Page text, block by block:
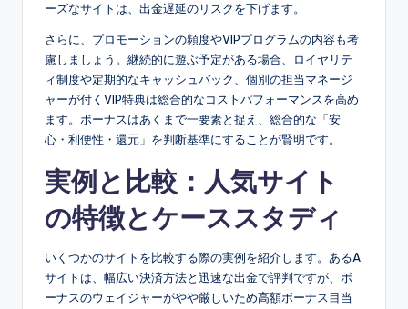
ーズなサイトは、出金遅延のリスクを下げます。
さらに、プロモーションの頻度やVIPプログラムの内容も考
慮しましょう。継続的に遊ぶ予定がある場合、ロイヤリテ
ィ制度や定期的なキャッシュバック、個別の担当マネージ
ャーが付くVIP特典は総合的なコストパフォーマンスを高め
ます。ボーナスはあくまで一要素と捉え、総合的な「安
心・利便性・還元」を判断基準にすることが賢明です。
実例と比較：人気サイト
の特徴とケーススタディ
いくつかのサイトを比較する際の実例を紹介します。あるA
サイトは、幅広い決済方法と迅速な出金で評判ですが、ボ
ーナスのウェイジャーがやや厳しいため高額ボーナス目当